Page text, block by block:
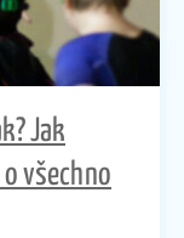
Jak
všechno